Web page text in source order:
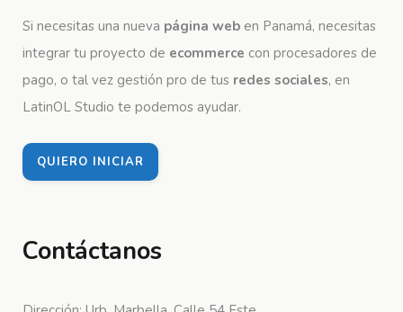
Si necesitas una nueva página web en Panamá, necesitas
integrar tu proyecto de ecommerce con procesadores de
pago, o tal vez gestión pro de tus redes sociales, en
LatinOL Studio te podemos ayudar.
QUIERO INICIAR
Contáctanos